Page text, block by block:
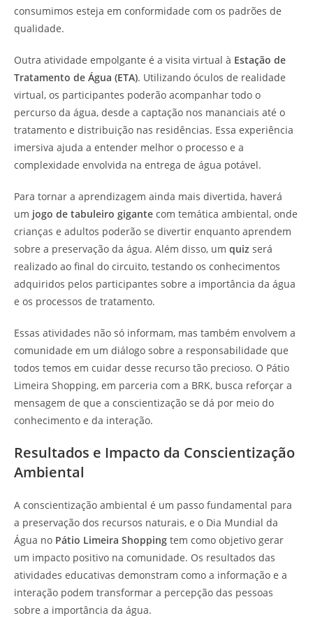
consumimos esteja em conformidade com os padrões de
qualidade.
Outra atividade empolgante é a visita virtual à Estação de
Tratamento de Água (ETA). Utilizando óculos de realidade
virtual, os participantes poderão acompanhar todo o
percurso da água, desde a captação nos mananciais até o
tratamento e distribuição nas residências. Essa experiência
imersiva ajuda a entender melhor o processo e a
complexidade envolvida na entrega de água potável.
Para tornar a aprendizagem ainda mais divertida, haverá
um jogo de tabuleiro gigante com temática ambiental, onde
crianças e adultos poderão se divertir enquanto aprendem
sobre a preservação da água. Além disso, um quiz será
realizado ao final do circuito, testando os conhecimentos
adquiridos pelos participantes sobre a importância da água
e os processos de tratamento.
Essas atividades não só informam, mas também envolvem a
comunidade em um diálogo sobre a responsabilidade que
todos temos em cuidar desse recurso tão precioso. O Pátio
Limeira Shopping, em parceria com a BRK, busca reforçar a
mensagem de que a conscientização se dá por meio do
conhecimento e da interação.
Resultados e Impacto da Conscientização
Ambiental
A conscientização ambiental é um passo fundamental para
a preservação dos recursos naturais, e o Dia Mundial da
Água no Pátio Limeira Shopping tem como objetivo gerar
um impacto positivo na comunidade. Os resultados das
atividades educativas demonstram como a informação e a
interação podem transformar a percepção das pessoas
sobre a importância da água.